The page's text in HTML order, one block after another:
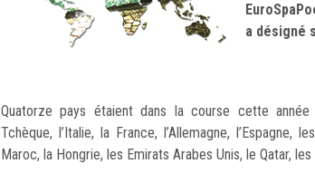
a désigné
Quatorze pays étaient dans la course cette année
Tchèque, l’Italie, la France, l’Allemagne, l’Espagne,
Maroc, la Hongrie, les Emirats Arabes Unis, le Qatar,